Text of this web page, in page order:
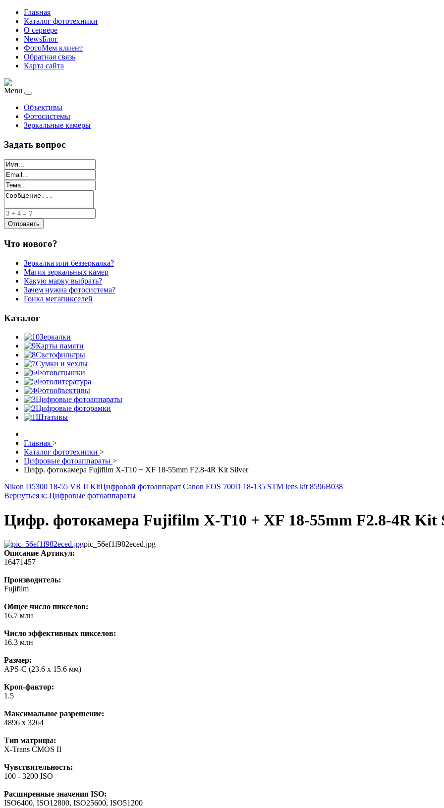
Главная
Каталог фототехники
О сервере
NewsБлог
ФотоМем клиент
Обратная связь
Карта сайта
Menu
Объективы
Фотосистемы
Зеркальные камеры
Задать вопрос
Что нового?
Зеркалка или беззеркалка?
Магия зеркальных камер
Какую марку выбрать?
Зачем нужна фотосистема?
Гонка мегапикселей
Каталог
Зеркалки
Карты памяти
Светофильтры
Сумки и чехлы
Фотовспышки
Фотолитература
Фотообъективы
Цифровые фотоаппараты
Цифровые фоторамки
Штативы
Главная >
Каталог фототехники >
Цифровые фотоаппараты >
Цифр. фотокамера Fujifilm X-T10 + XF 18-55mm F2.8-4R Kit Silver
Nikon D5300 18-55 VR II KitЦифровой фотоаппарат Canon EOS 700D 18-135 STM lens kit 8596B038
Вернуться к: Цифровые фотоаппараты
Цифр. фотокамера Fujifilm X-T10 + XF 18-55mm F2.8-4R Kit
pic_56ef1f982eced.jpg
Описание Артикул:
16471457
Производитель:
Fujifilm
Общее число пикселов:
16.7 млн
Число эффективных пикселов:
16.3 млн
Размер:
APS-C (23.6 х 15.6 мм)
Кроп-фактор:
1.5
Максимальное разрешение:
4896 x 3264
Тип матрицы:
X-Trans CMOS II
Чувствительность:
100 - 3200 ISO
Расширенные значения ISO:
ISO6400, ISO12800, ISO25600, ISO51200